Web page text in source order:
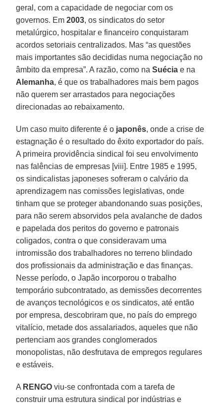
geral, com a capacidade de negociar com os
governos. Em2003, os sindicatos do setor
metalúrgico, hospitalar e financeiro conquistaram
acordos setoriais centralizados. Mas “as questões
mais importantes são decididas numa negociação no
âmbito da empresa”. A razão, como naSuécia e na
Alemanha, é que os trabalhadores mais bem pagos
não querem ser arrastados para negociações
direcionadas ao rebaixamento.
Um caso muito diferente é o japonês, onde a crise de
estagnação é o resultado do êxito exportador do país.
A primeira providência sindical foi seu envolvimento
nas falências de empresas [viii]. Entre 1985 e 1995,
os sindicalistas japoneses sofreram o calvário da
aprendizagem nas comissões legislativas, onde
tinham que se proteger abandonando suas posições,
para não serem absorvidos pela avalanche de dados
e papelada dos peritos do governo e patronais
coligados, contra o que consideravam uma
intromissão dos trabalhadores no terreno blindado
dos profissionais da administração e das finanças.
Nesse período, o Japão incorporou o trabalho
temporário subcontratado, as demissões decorrentes
de avanços tecnológicos e os sindicatos, até então
por empresa, descobriram que, no país do emprego
vitalício, metade dos assalariados, aqueles que não
pertenciam aos grandes conglomerados
monopolistas, não desfrutava de empregos regulares
e estáveis.
A RENGO viu-se confrontada com a tarefa de
construir uma estrutura sindical por indústrias e